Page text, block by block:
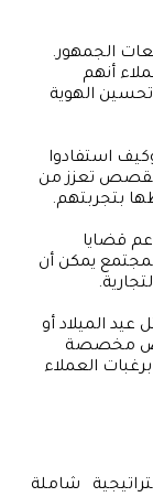
الجمهور.
أنهم
الهوية
استفادوا
تعزز من
بتجربتهم.
قضايا
يمكن أن
الميلاد أو
مخصصة
العملاء
شاملة